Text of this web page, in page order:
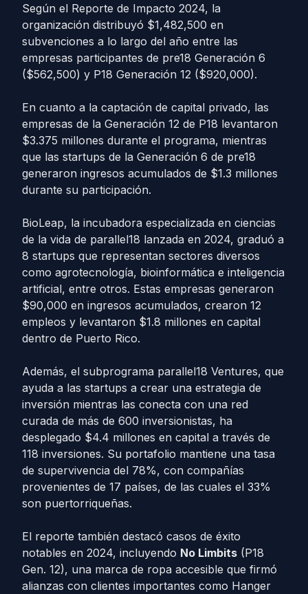
Según el Reporte de Impacto 2024, la
organización distribuyó $1,482,500 en
subvenciones a lo largo del año entre las
empresas participantes de pre18 Generación 6
($562,500) y P18 Generación 12 ($920,000).
En cuanto a la captación de capital privado, las
empresas de la Generación 12 de P18 levantaron
$3.375 millones durante el programa, mientras
que las startups de la Generación 6 de pre18
generaron ingresos acumulados de $1.3 millones
durante su participación.
BioLeap, la incubadora especializada en ciencias
de la vida de parallel18 lanzada en 2024, graduó a
8 startups que representan sectores diversos
como agrotecnología, bioinformática e inteligencia
artificial, entre otros. Estas empresas generaron
$90,000 en ingresos acumulados, crearon 12
empleos y levantaron $1.8 millones en capital
dentro de Puerto Rico.
Además, el subprograma parallel18 Ventures, que
ayuda a las startups a crear una estrategia de
inversión mientras las conecta con una red
curada de más de 600 inversionistas, ha
desplegado $4.4 millones en capital a través de
118 inversiones. Su portafolio mantiene una tasa
de supervivencia del 78%, con compañías
provenientes de 17 países, de las cuales el 33%
son puertorriqueñas.
El reporte también destacó casos de éxito
notables en 2024, incluyendo No Limbits (P18
Gen. 12), una marca de ropa accesible que firmó
alianzas con clientes importantes como Hanger